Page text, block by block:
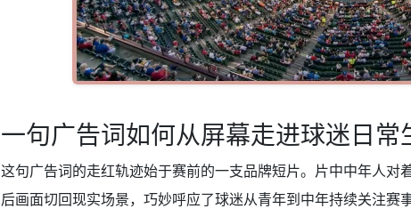
一句广告词如何从屏幕走进球迷日常
这句广告词的走红轨迹始于赛前的一支品牌短片。片中中年人对
后画面切回现实场景，巧妙呼应了球迷从青年到中年持续关注赛